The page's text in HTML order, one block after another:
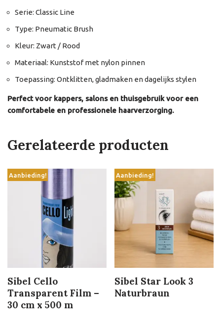
Serie: Classic Line
Type: Pneumatic Brush
Kleur: Zwart / Rood
Materiaal: Kunststof met nylon pinnen
Toepassing: Ontklitten, gladmaken en dagelijks stylen
Perfect voor kappers, salons en thuisgebruik voor een
comfortabele en professionele haarverzorging.
Gerelateerde producten
Aanbieding!
Sibel Cello
Transparent Film –
30 cm x 500 m
Aanbieding!
Sibel Star Look 3
Naturbraun